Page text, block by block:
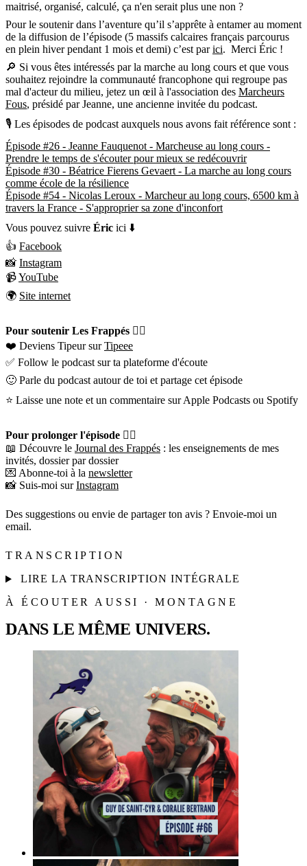
maitrisé, organisé, calculé, ça n'en serait plus une non ?
Pour le soutenir dans l’aventure qu’il s’apprête à entamer au moment
de la diffusion de l’épisode (5 massifs calcaires français parcourus
en plein hiver pendant 1 mois et demi) c’est parici. Merci Éric !
🔎 Si vous êtes intéressés par la marche au long cours et que vous
souhaitez rejoindre la communauté francophone qui regroupe pas
mal d'acteur du milieu, jetez un œil à l'association des Marcheurs
Fous, présidé par Jeanne, une ancienne invitée du podcast.
🎙 Les épisodes de podcast auxquels nous avons fait référence sont :
Épisode #26 - Jeanne Fauquenot - Marcheuse au long cours -
Prendre le temps de s'écouter pour mieux se redécouvrir
Épisode #30 - Béatrice Fierens Gevaert - La marche au long cours
comme école de la résilience
Épisode #54 - Nicolas Leroux - Marcheur au long cours, 6500 km à
travers la France - S'approprier sa zone d'inconfort
Vous pouvez suivre Éric ici ⬇️
👍 Facebook
📸 Instagram
📹YouTube
🌍 Site internet
Pour soutenir Les Frappés 👇🏼
❤️ Deviens Tipeur surTipeee
✅ Follow le podcast sur ta plateforme d'écoute
🙂 Parle du podcast autour de toi et partage cet épisode
⭐️ Laisse une note et un commentaire sur Apple Podcasts ou Spotify
Pour prolonger l'épisode 👇🏼
📖 Découvre le Journal des Frappés : les enseignements de mes
invités, dossier par dossier
💌 Abonne-toi à la newsletter
📸 Suis-moi surInstagram
Des suggestions ou envie de partager ton avis ? Envoie-moi un
email.
TRANSCRIPTION
LIRE LA TRANSCRIPTION INTÉGRALE
À ÉCOUTER AUSSI · MONTAGNE
DANS LE MÊME UNIVERS.